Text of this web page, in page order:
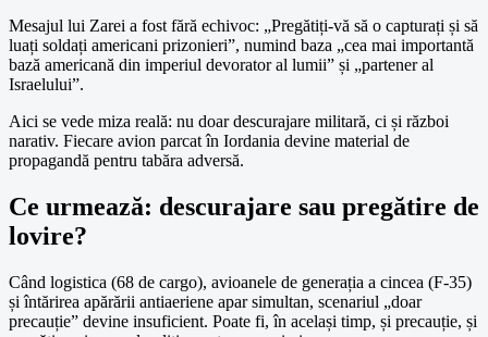
Mesajul lui Zarei a fost fără echivoc: „Pregătiți-vă să o capturați și să
luați soldați americani prizonieri”, numind baza „cea mai importantă
bază americană din imperiul devorator al lumii” și „partener al
Israelului”.
Aici se vede miza reală: nu doar descurajare militară, ci și război
narativ. Fiecare avion parcat în Iordania devine material de
propagandă pentru tabăra adversă.
Ce urmează: descurajare sau pregătire de
lovire?
Când logistica (68 de cargo), avioanele de generația a cincea (F-35)
și întărirea apărării antiaeriene apar simultan, scenariul „doar
precauție” devine insuficient. Poate fi, în același timp, și precauție, și